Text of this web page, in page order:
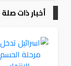
أخبار ذات صلة